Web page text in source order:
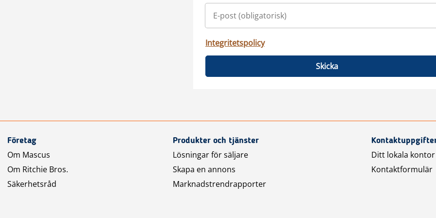
Integritetspolicy
Skicka
Företag
Om Mascus
Om Ritchie Bros.
Säkerhetsråd
Produkter och tjänster
Lösningar för säljare
Skapa en annons
Marknadstrendrapporter
Ditt lokala kontor
Kontaktformulär